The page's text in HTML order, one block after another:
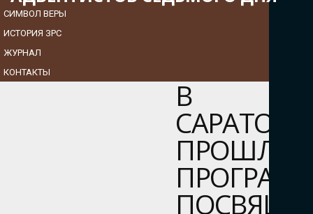
СИМВОЛ ВЕРЫ
ИСТОРИЯ ЗРС
ЖУРНАЛ
КОНТАКТЫ
В
САРАТОВЕ
ПРОШЛА